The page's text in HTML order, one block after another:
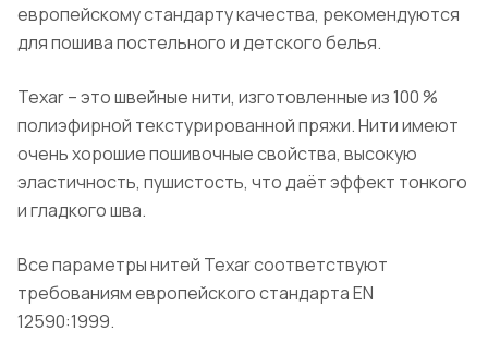
европейскому стандарту качества, рекомендуются
для пошива постельного и детского белья.
Texar – это швейные нити, изготовленные из 100 %
полиэфирной текстурированной пряжи. Нити имеют
очень хорошие пошивочные свойства, высокую
эластичность, пушистость, что даёт эффект тонкого
и гладкого шва.
Все параметры нитей Texar соответствуют
требованиям европейского стандарта EN
12590:1999.